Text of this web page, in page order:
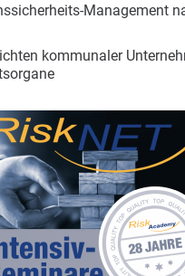
Management
kommunaler